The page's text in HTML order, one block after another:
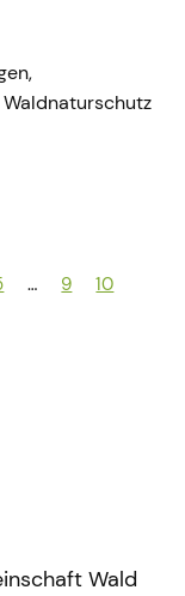
… 9 10
Wald